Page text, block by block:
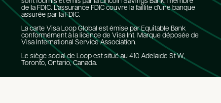
de la FDIC. L'assurance FDIC couvre la faillite d'une banque
assurée par la FDIC.
La carte Visa Loop Global est émise par Equitable Bank
conformément à la licence de Visa Int. Marque déposée de
Visa International Service Association.
Le siège social de Loop est situé au 410 Adelaide St W,
Toronto, Ontario, Canada.